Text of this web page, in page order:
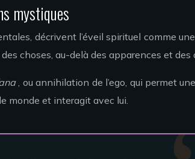
mystiques
décrivent l’éveil spirituel comme
choses, au-delà des apparences et des
, ou annihilation de l’ego, qui permet
monde et interagit avec lui.